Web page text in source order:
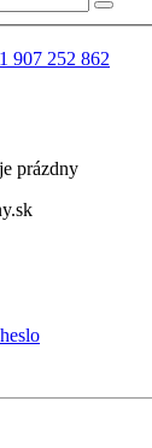
907 252 862
prázdny